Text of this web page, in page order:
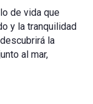
de vida que
y la tranquilidad
la
al mar,